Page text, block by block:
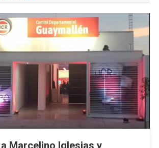
Marcelino Iglesias y